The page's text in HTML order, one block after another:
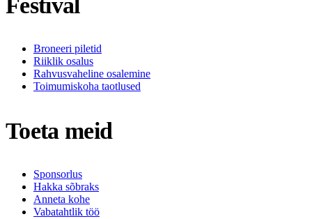
Broneeri piletid
Riiklik osalus
Rahvusvaheline osalemine
Toimumiskoha taotlused
Toeta meid
Sponsorlus
Hakka sõbraks
Anneta kohe
Vabatahtlik töö